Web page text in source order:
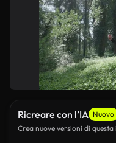
Ricreare con l’IA Nuovo
Crea nuove versioni di